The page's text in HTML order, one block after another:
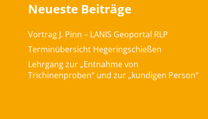
Neueste Beiträge
Vortrag J. Pinn – LANIS Geoportal RLP
Terminübersicht Hegeringschießen
Lehrgang zur „Entnahme von
Trichinenproben“ und zur „kundigen Person“